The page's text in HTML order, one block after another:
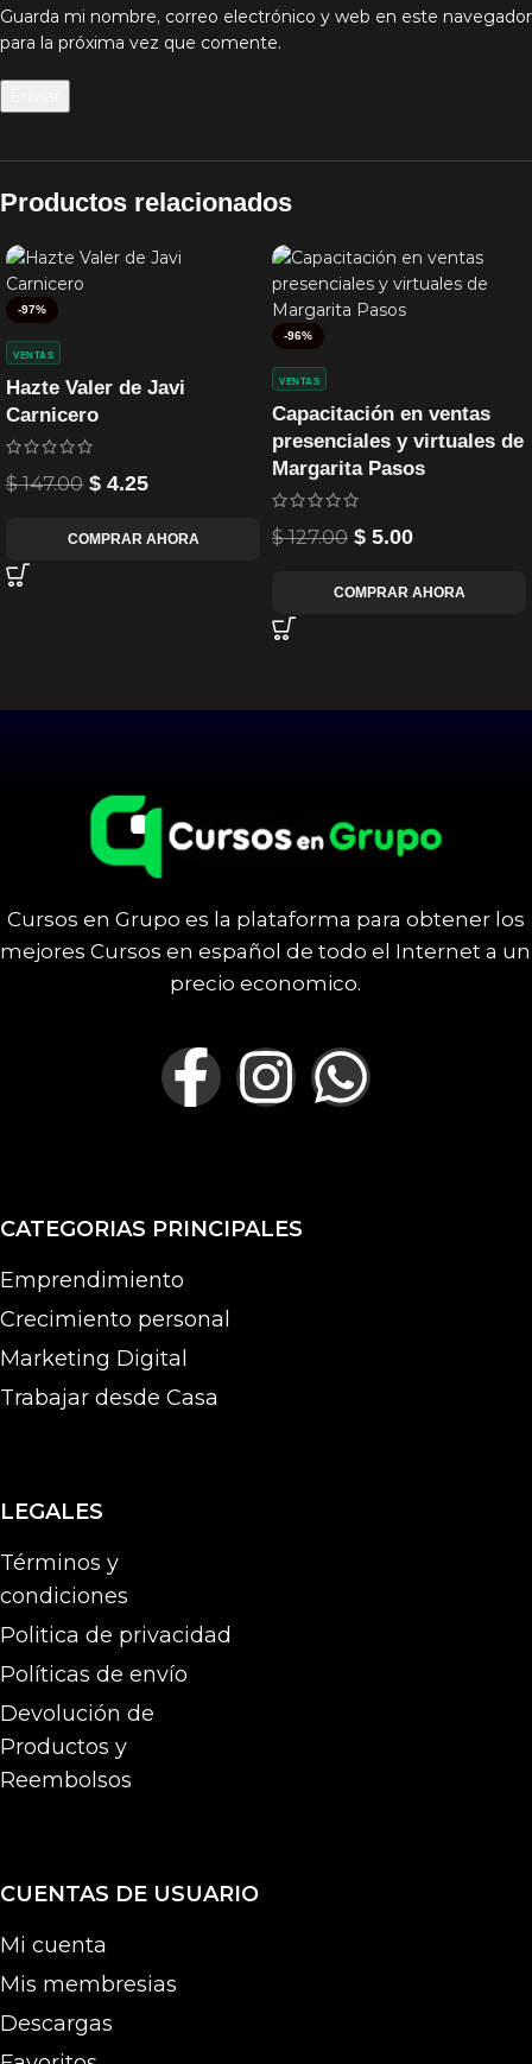
Guarda mi nombre, correo electrónico y web en este navegador
para la próxima vez que comente.
Productos relacionados
-97%
Hazte Valer de Javi
Carnicero
VENTAS
$147.00 $ 4.25
COMPRAR AHORA
-96%
Capacitación en ventas
presenciales y virtuales de
Margarita Pasos
VENTAS
$127.00 $ 5.00
COMPRAR AHORA
Cursos en Grupo es la plataforma para obtener los
mejores Cursos en español de todo el Internet a un
precio economico.
CATEGORIAS PRINCIPALES
Emprendimiento
Crecimiento personal
Marketing Digital
Trabajar desde Casa
LEGALES
Términos y
condiciones
Politica de privacidad
Políticas de envío
Devolución de
Productos y
Reembolsos
CUENTAS DE USUARIO
Mi cuenta
Mis membresias
Descargas